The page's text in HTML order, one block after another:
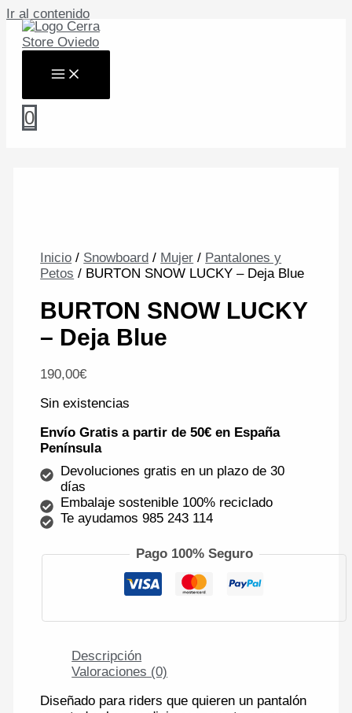
Ir al contenido
0
Inicio / Snowboard / Mujer / Pantalones y
Petos / BURTON SNOW LUCKY – Deja Blue
BURTON SNOW LUCKY
– Deja Blue
190,00€
Sin existencias
Envío Gratis a partir de 50€ en España
Península
Devoluciones gratis en un plazo de 30
días
Embalaje sostenible 100% reciclado
Te ayudamos 985 243 114
Pago 100% Seguro
Descripción
Valoraciones (0)
Diseñado para riders que quieren un pantalón